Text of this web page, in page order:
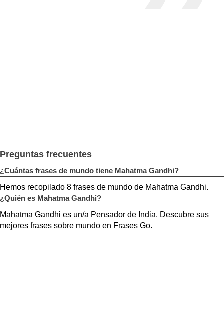
Preguntas frecuentes
¿Cuántas frases de mundo tiene Mahatma Gandhi?
Hemos recopilado 8 frases de mundo de Mahatma Gandhi.
¿Quién es Mahatma Gandhi?
Mahatma Gandhi es un/a Pensador de India. Descubre sus
mejores frases sobre mundo en Frases Go.